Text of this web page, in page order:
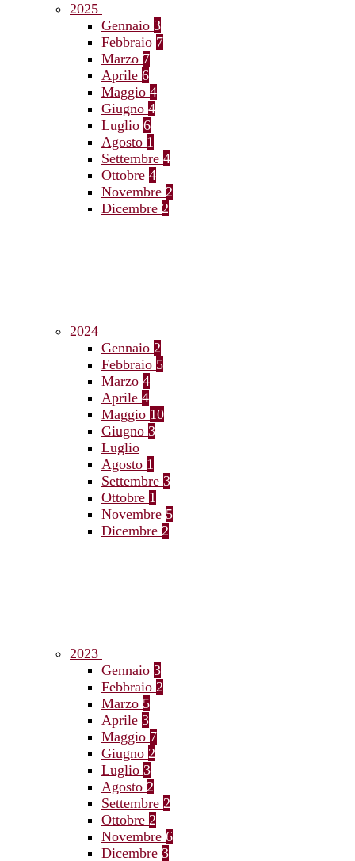
2025
Gennaio 3
Febbraio 7
Marzo 7
Aprile 6
Maggio 4
Giugno 4
Luglio 6
Agosto 1
Settembre 4
Ottobre 4
Novembre 2
Dicembre 2
2024
Gennaio 2
Febbraio 5
Marzo 4
Aprile 4
Maggio 10
Giugno 3
Luglio
Agosto 1
Settembre 3
Ottobre 1
Novembre 5
Dicembre 2
2023
Gennaio 3
Febbraio 2
Marzo 5
Aprile 3
Maggio 7
Giugno 2
Luglio 3
Agosto 2
Settembre 2
Ottobre 2
Novembre 6
Dicembre 3